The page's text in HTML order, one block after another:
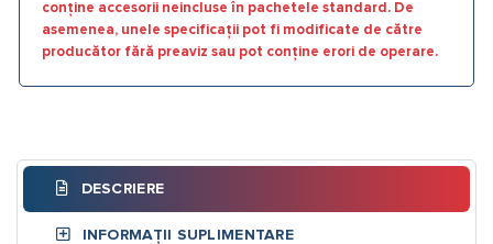
conține accesorii neincluse în pachetele standard. De
asemenea, unele specificații pot fi modificate de către
producător fără preaviz sau pot conține erori de operare.
DESCRIERE
INFORMAȚII SUPLIMENTARE